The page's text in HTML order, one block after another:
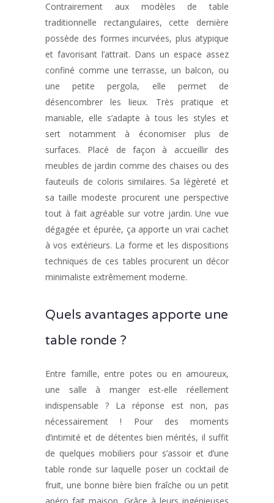
Contrairement aux modèles de table
traditionnelle rectangulaires, cette dernière
possède des formes incurvées, plus atypique
et favorisant l’attrait. Dans un espace assez
confiné comme une terrasse, un balcon, ou
une petite pergola, elle permet de
désencombrer les lieux. Très pratique et
maniable, elle s’adapte à tous les styles et
sert notamment à économiser plus de
surfaces. Placé de façon à accueillir des
meubles de jardin comme des chaises ou des
fauteuils de coloris similaires. Sa légèreté et
sa taille modeste procurent une perspective
tout à fait agréable sur votre jardin. Une vue
dégagée et épurée, ça apporte un vrai cachet
à vos extérieurs. La forme et les dispositions
techniques de ces tables procurent un décor
minimaliste extrêmement moderne.
Quels avantages apporte une
table ronde ?
Entre famille, entre potes ou en amoureux,
une salle à manger est-elle réellement
indispensable ? La réponse est non, pas
nécessairement ! Pour des moments
d’intimité et de détentes bien mérités, il suffit
de quelques mobiliers pour s’assoir et d’une
table ronde sur laquelle poser un cocktail de
fruit, une bonne bière bien fraîche ou un petit